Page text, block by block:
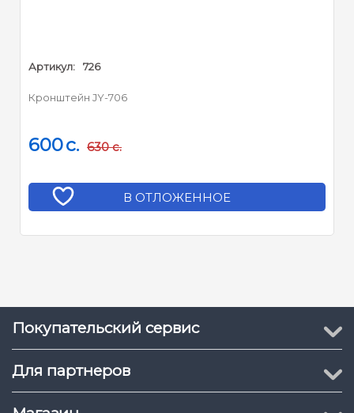
Артикул: 726
Кронштейн JY-706
600c. 630 c.
В ОТЛОЖЕННОЕ
Покупательский сервис
Для партнеров